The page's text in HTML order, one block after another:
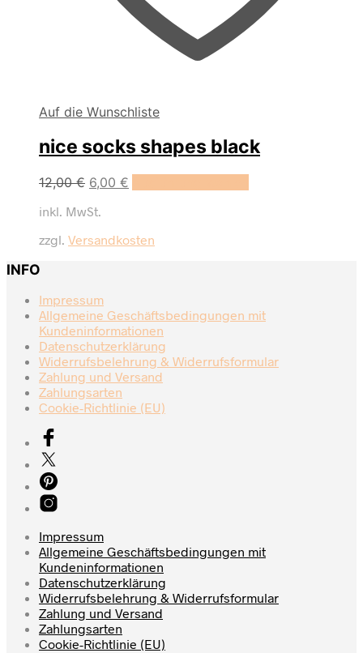
Auf die Wunschliste
nice socks shapes black
12,00€ 6,00 €
auf
gewählt
inkl. MwSt.
zzgl. Versandkosten
INFO
Impressum
Allgemeine Geschäftsbedingungen mit
Kundeninformationen
Datenschutzerklärung
Widerrufsbelehrung & Widerrufsformular
Zahlung und Versand
Zahlungsarten
Cookie-Richtlinie (EU)
Impressum
Allgemeine Geschäftsbedingungen mit
Kundeninformationen
Datenschutzerklärung
Widerrufsbelehrung & Widerrufsformular
Zahlung und Versand
Zahlungsarten
Cookie-Richtlinie (EU)